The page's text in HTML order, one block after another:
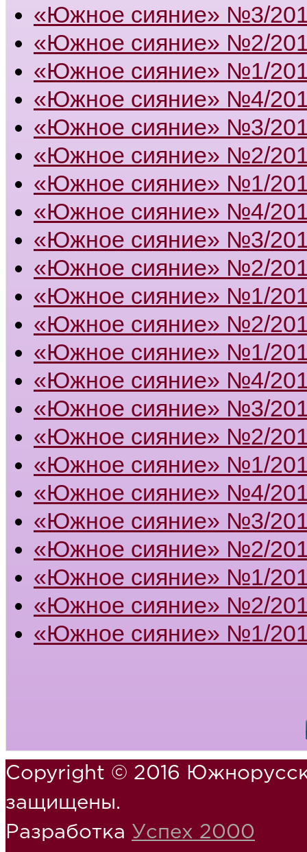
«Южное сияние» №3/
«Южное сияние» №2/
«Южное сияние» №1/
«Южное сияние» №4/
«Южное сияние» №3/
«Южное сияние» №2/
«Южное сияние» №1/
«Южное сияние» №4/
«Южное сияние» №3/
«Южное сияние» №2/
«Южное сияние» №1/
«Южное сияние» №2/
«Южное сияние» №1/
«Южное сияние» №4/
«Южное сияние» №3/
«Южное сияние» №2/
«Южное сияние» №1/
«Южное сияние» №4/
«Южное сияние» №3/
«Южное сияние» №2/
«Южное сияние» №1/
«Южное сияние» №2/
«Южное сияние» №1/
Copyright © 2016
защищены.
Разработка Успех 2000